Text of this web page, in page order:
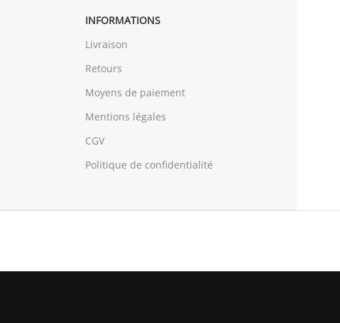
INFORMATIONS
Livraison
Retours
Moyens de paiement
Mentions légales
CGV
Politique de confidentialité